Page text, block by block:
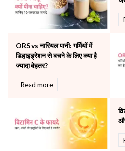
Neurology
Obstetrics
Other Services
Pulmonology
Rheumatology
Robotic Precision
Surgery
The Breast Centre
The Oncology Centre
Urology
ORS vs नारियल पानी: गर्मियों में
डिहाइड्रेशन से बचने के लिए क्या है
ज्यादा बेहतर?
Read more